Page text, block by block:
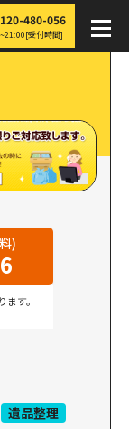
480-056
受付時間]
)
す。
遺品整理